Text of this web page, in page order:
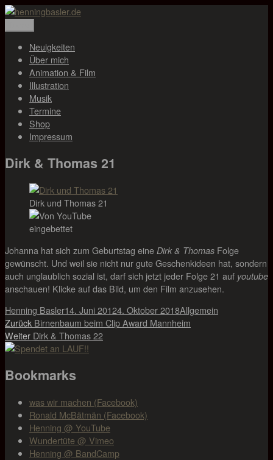
Zum
henningbasler.de
Animation, Illustration, Musik
Neuigkeiten
Über mich
Animation & Film
Illustration
Musik
Termine
Shop
Impressum
Dirk & Thomas 21
Dirk und Thomas 21
Johanna hat sich zum Geburtstag eine Dirk & Thomas Folge
gewünscht. Und weil sie nicht nur gute Geschenkideen hat, sondern
auch unglaublich sozial ist, darf sich jetzt jeder Folge 21 auf youtube
anschauen! Klicke auf das Bild, um den Film anzusehen.
Autor
Henning BaslerVeröffentlicht
am
14. Juni 20124. Oktober 2018Kategorien
Allgemein
Beitragsnavigation
Zurück Vorheriger
Beitrag:
Birnenbaum beim Clip Award Mannheim
Weiter Nächster
Beitrag:
Dirk & Thomas 22
Bookmarks
was wir machen (Facebook)
Ronald McBätmän (Facebook)
Henning @ YouTube
Wundertüte @ Vimeo
Henning @ BandCamp